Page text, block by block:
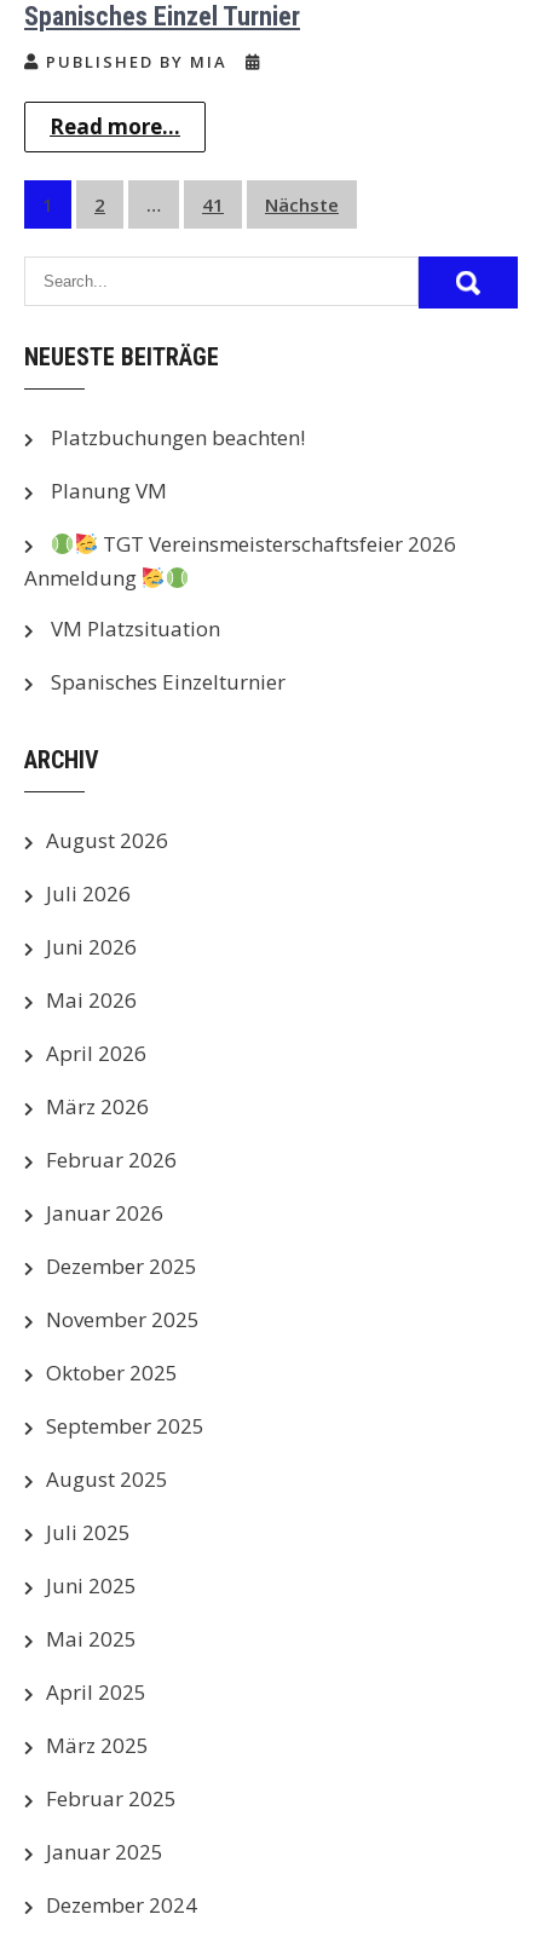
Spanisches Einzel Turnier
PUBLISHED BY MIA
Read more...
Seitennummerierung
der
Beiträge
1 2 … 41 Nächste
NEUESTE BEITRÄGE
Platzbuchungen beachten!
Planung VM
TGT Vereinsmeisterschaftsfeier 2026
Anmeldung
VM Platzsituation
Spanisches Einzelturnier
ARCHIV
August 2026
Juli 2026
Juni 2026
Mai 2026
April 2026
März 2026
Februar 2026
Januar 2026
Dezember 2025
November 2025
Oktober 2025
September 2025
August 2025
Juli 2025
Juni 2025
Mai 2025
April 2025
März 2025
Februar 2025
Januar 2025
Dezember 2024